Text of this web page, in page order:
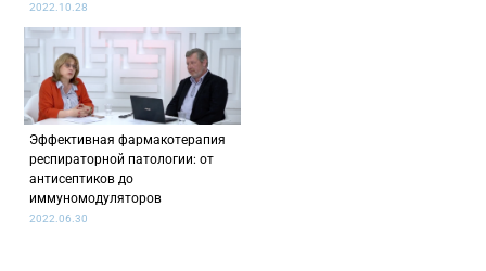
2022.10.28
Эффективная фармакотерапия
респираторной патологии: от
антисептиков до
иммуномодуляторов
2022.06.30